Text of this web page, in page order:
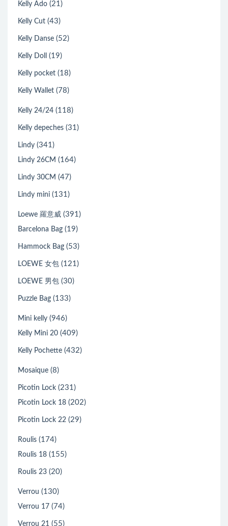
Kelly Ado (21)
Kelly Cut (43)
Kelly Danse (52)
Kelly Doll (19)
Kelly pocket (18)
Kelly Wallet (78)
Kelly 24/24 (118)
Kelly depeches (31)
Lindy (341)
Lindy 26CM (164)
Lindy 30CM (47)
Lindy mini (131)
Loewe 羅意威 (391)
Barcelona Bag (19)
Hammock Bag (53)
LOEWE 女包 (121)
LOEWE 男包 (30)
Puzzle Bag (133)
Mini kelly (946)
Kelly Mini 20 (409)
Kelly Pochette (432)
Mosaique (8)
Picotin Lock (231)
Picotin Lock 18 (202)
Picotin Lock 22 (29)
Roulis (174)
Roulis 18 (155)
Roulis 23 (20)
Verrou (130)
Verrou 17 (74)
Verrou 21 (55)